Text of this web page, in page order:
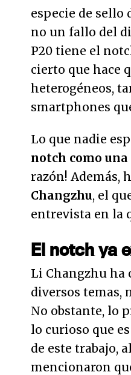
especie de
no un fallo del
P20 tiene el
cierto que hace
heterogéneos,
smartphones
Lo que nadie
notch como una
razón! Además,
Changzhu, el
entrevista en la
El notch ya
Li Changzhu ha
diversos temas,
No obstante, lo
lo curioso que
de este trabajo,
mencionaron